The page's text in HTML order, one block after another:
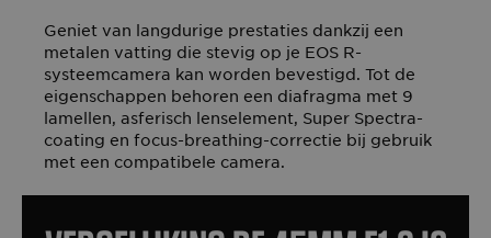
Geniet van langdurige prestaties dankzij een
metalen vatting die stevig op je EOS R-
systeemcamera kan worden bevestigd. Tot de
eigenschappen behoren een diafragma met 9
lamellen, asferisch lenselement, Super Spectra-
coating en focus-breathing-correctie bij gebruik
met een compatibele camera.